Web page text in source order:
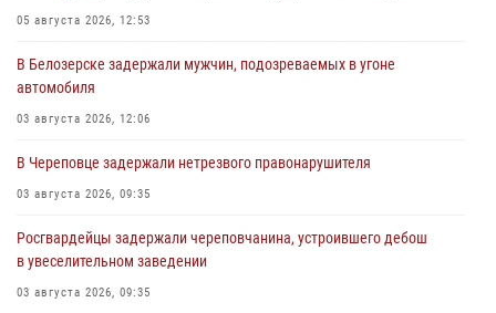
05 августа 2026, 12:53
В Белозерске задержали мужчин, подозреваемых в угоне
автомобиля
03 августа 2026, 12:06
В Череповце задержали нетрезвого правонарушителя
03 августа 2026, 09:35
Росгвардейцы задержали череповчанина, устроившего дебош
в увеселительном заведении
03 августа 2026, 09:35